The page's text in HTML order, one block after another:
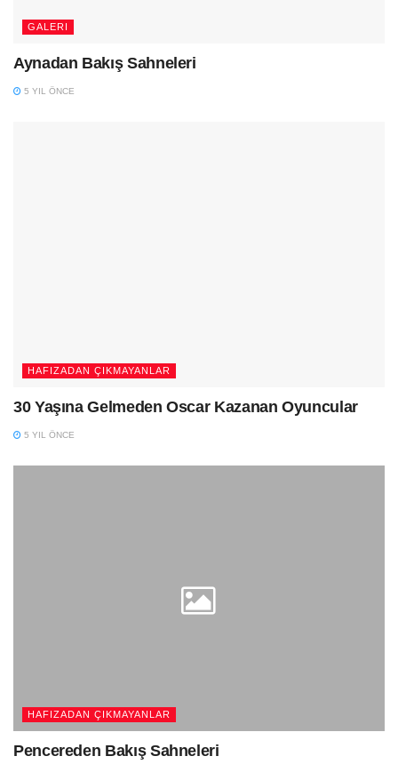
GALERI
Aynadan Bakış Sahneleri
5 YIL ÖNCE
HAFIZADAN ÇIKMAYANLAR
30 Yaşına Gelmeden Oscar Kazanan Oyuncular
5 YIL ÖNCE
HAFIZADAN ÇIKMAYANLAR
Pencereden Bakış Sahneleri